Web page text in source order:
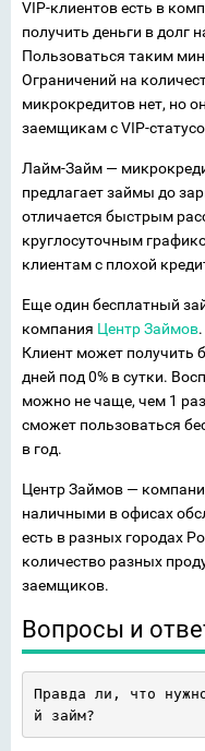
VIP-клиентов есть в
получить деньги в долг
Пользоваться таким
Ограничений на
микрокредитов нет, но
заемщикам с VIP-
Лайм-Займ —
предлагает займы до
отличается быстрым
круглосуточным
клиентам с плохой
Еще один бесплатный
компания Центр Займов
Клиент может получить
дней под 0% в сутки.
можно не чаще, чем 1
сможет пользоваться
в год.
Центр Займов —
наличными в офисах
есть в разных городах
количество разных
заемщиков.
Вопросы и
Правда ли, что
й займ?